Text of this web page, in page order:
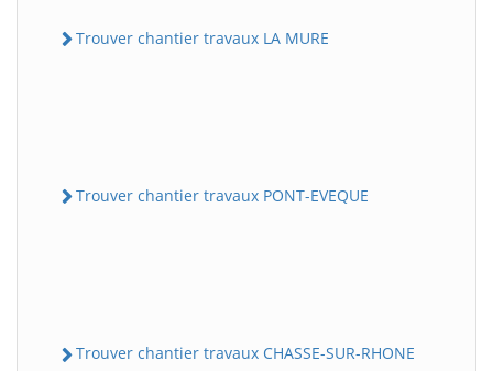
Trouver chantier travaux LA MURE
Trouver chantier travaux PONT-EVEQUE
Trouver chantier travaux CHASSE-SUR-RHONE